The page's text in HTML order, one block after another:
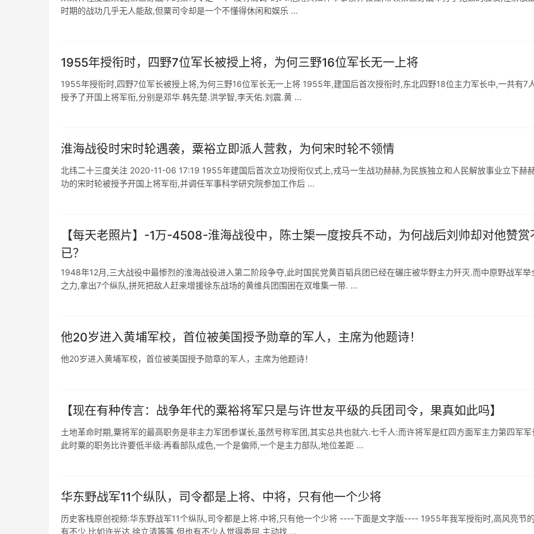
时期的战功几乎无人能敌,但粟司令却是一个不懂得休闲和娱乐 ...
1955年授衔时，四野7位军长被授上将，为何三野16位军长无一上将
1955年授衔时,四野7位军长被授上将,为何三野16位军长无一上将 1955年,建国后首次授衔时,东北四野18位主力军长中,一共有7
授予了开国上将军衔,分别是邓华.韩先楚.洪学智,李天佑.刘震.黄 ...
淮海战役时宋时轮遇袭，粟裕立即派人营救，为何宋时轮不领情
北纬二十三度关注 2020-11-06 17:19 1955年建国后首次立功授衔仪式上,戎马一生战功赫赫,为民族独立和人民解放事业立下赫
功的宋时轮被授予开国上将军衔,并调任军事科学研究院参加工作后 ...
【每天老照片】-1万-4508-淮海战役中，陈士榘一度按兵不动，为何战后刘帅却对他赞赏
已？
1948年12月,三大战役中最惨烈的淮海战役进入第二阶段争夺,此时国民党黄百韬兵团已经在碾庄被华野主力歼灭.而中原野战军举
之力,拿出7个纵队,拼死把敌人赶来增援徐东战场的黄维兵团围困在双堆集一带. ...
他20岁进入黄埔军校，首位被美国授予勋章的军人，主席为他题诗！
他20岁进入黄埔军校，首位被美国授予勋章的军人，主席为他题诗！
【现在有种传言：战争年代的粟裕将军只是与许世友平级的兵团司令，果真如此吗】
土地革命时期,粟将军的最高职务是非主力军团参谋长,虽然号称军团,其实总共也就六.七千人:而许将军是红四方面军主力第四军军
此时粟的职务比许要低半级:再看部队成色,一个是偏师,一个是主力部队,地位差距 ...
华东野战军11个纵队，司令都是上将、中将，只有他一个少将
历史客栈原创视频:华东野战军11个纵队,司令都是上将.中将,只有他一个少将 ----下面是文字版---- 1955年我军授衔时,高风亮节
有不少,比如许光达.徐立清等等,但也有不少人觉得委屈,主动找 ...